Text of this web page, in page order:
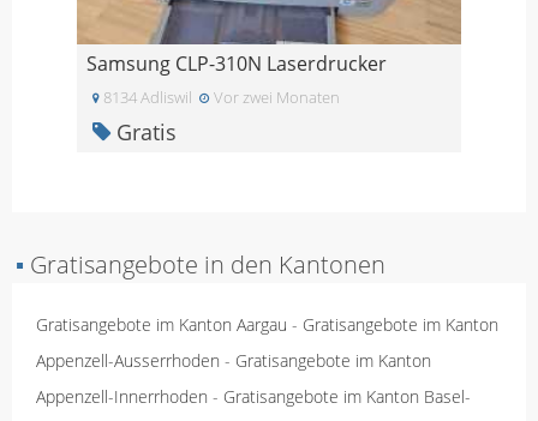
Samsung CLP-310N Laserdrucker
8134 Adliswil Vor zwei Monaten
Gratis
▪ Gratisangebote in den Kantonen
Gratisangebote im Kanton Aargau - Gratisangebote im Kanton
Appenzell-Ausserrhoden - Gratisangebote im Kanton
Appenzell-Innerrhoden - Gratisangebote im Kanton Basel-